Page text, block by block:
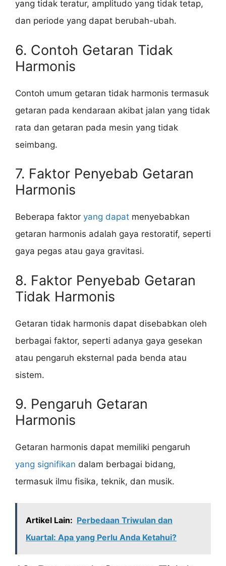
yang tidak teratur, amplitudo yang tidak tetap,
dan periode yang dapat berubah-ubah.
6. Contoh Getaran Tidak
Harmonis
Contoh umum getaran tidak harmonis termasuk
getaran pada kendaraan akibat jalan yang tidak
rata dan getaran pada mesin yang tidak
seimbang.
7. Faktor Penyebab Getaran
Harmonis
Beberapa faktor yang dapat menyebabkan
getaran harmonis adalah gaya restoratif, seperti
gaya pegas atau gaya gravitasi.
8. Faktor Penyebab Getaran
Tidak Harmonis
Getaran tidak harmonis dapat disebabkan oleh
berbagai faktor, seperti adanya gaya gesekan
atau pengaruh eksternal pada benda atau
sistem.
9. Pengaruh Getaran
Harmonis
Getaran harmonis dapat memiliki pengaruh
yang signifikan dalam berbagai bidang,
termasuk ilmu fisika, teknik, dan musik.
Artikel Lain: Perbedaan Triwulan dan
Kuartal: Apa yang Perlu Anda Ketahui?